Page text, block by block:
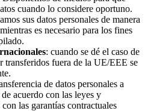
cuando lo considere oportuno.
sus datos personales de manera
es necesario para los fines
: cuando se dé el caso de
transferidos fuera de la UE/EEE se
de datos personales a
acuerdo con las leyes y
las garantías contractuales